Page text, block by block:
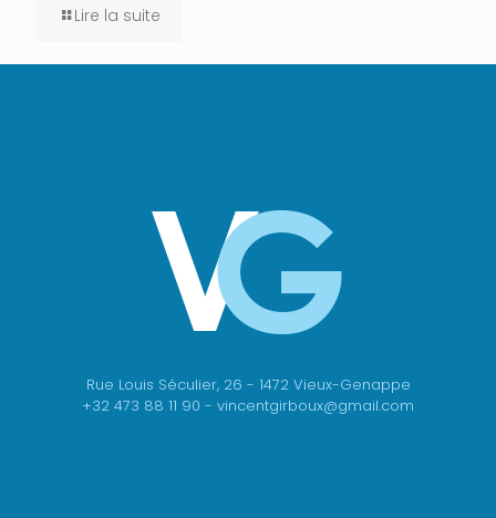
Lire la suite
Rue Louis Séculier, 26 - 1472 Vieux-Genappe
+32 473 88 11 90 - vincentgirboux@gmail.com